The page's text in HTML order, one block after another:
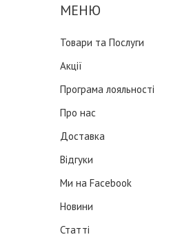
Товари та Послуги
Акції
Програма лояльності
Про нас
Доставка
Відгуки
Ми на Facebook
Новини
Статті